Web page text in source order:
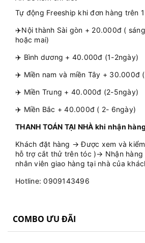
Tự động Freeship khi đơn hàng trên
✈️Nội thành Sài gòn + 20.000đ (
hoặc mai)
✈️ Bình dương + 40.000đ (1-2ngày)
✈️ Miền nam và miền Tây + 30.000đ
✈️ Miền Trung + 40.000đ (2-5ngày)
✈️ Miền Bắc + 40.000đ ( 2- 6ngày)
THANH TOÁN TẠI NHÀ khi nhận
Khách đặt hàng → Được xem và
hỗ trợ cắt thử trên tóc )→ Nhận
nhân viên giao hàng tại nhà của
Hotline: 0909143496
COMBO ƯU ĐÃI